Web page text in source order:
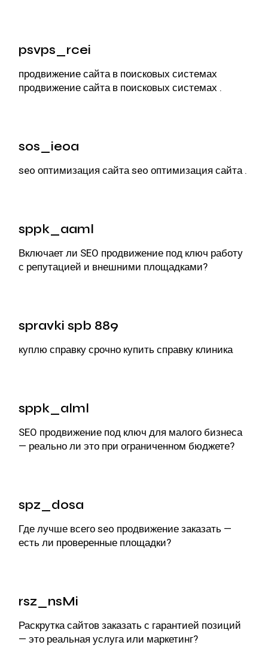
psvps_rcei
продвижение сайта в поисковых системах
продвижение сайта в поисковых системах .
sos_ieoa
seo оптимизация сайтаseo оптимизация сайта.
sppk_aaml
Включает ли SEO продвижение под ключ работу
с репутацией и внешними площадками?
spravki spb 889
куплю справку срочно купить справку клиника
sppk_alml
SEO продвижение под ключ для малого бизнеса
— реально ли это при ограниченном бюджете?
spz_dosa
Где лучше всегоseo продвижение заказать —
есть ли проверенные площадки?
rsz_nsMi
Раскрутка сайтов заказатьс гарантией позиций
— это реальная услуга или маркетинг?